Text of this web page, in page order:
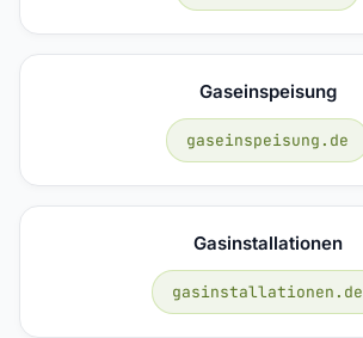
Gaseinspeisung
gaseinspeisung.de
Gasinstallationen
gasinstallationen.de